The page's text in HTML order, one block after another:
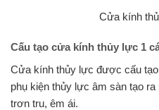
Cửa kính
Cấu tạo cửa kính thủy lực 1
Cửa kính thủy lực được cấu
phụ kiện thủy lực âm sàn tạo
trơn tru, êm ái.